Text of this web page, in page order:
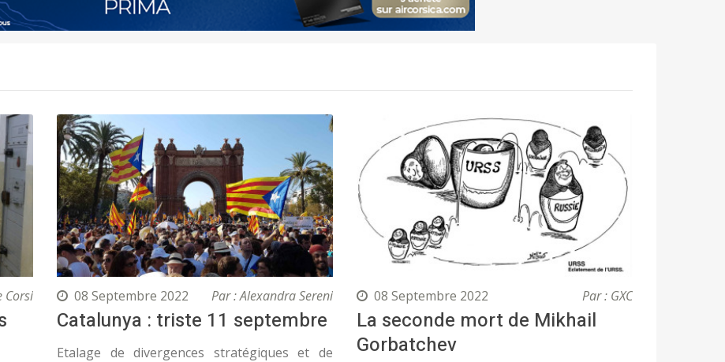
Corsi 08 Septembre 2022 Par : Alexandra Sereni
Catalunya : triste 11 septembre
Etalage de divergences stratégiques et de
08 Septembre 2022 Par : GXC
La seconde mort de Mikhail
Gorbatchev